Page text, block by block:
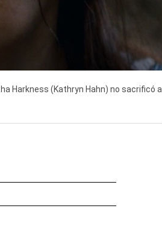
Harkness (Kathryn Hahn) no sacrificó a